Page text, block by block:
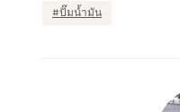
ปั๊มน้ำมัน